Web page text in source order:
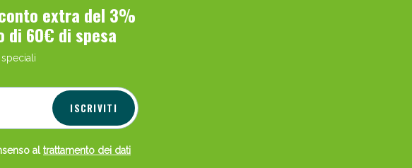
extra del 3%
di 60€ di spesa
ISCRIVITI
al trattamento dei dati
55% valido oggi!